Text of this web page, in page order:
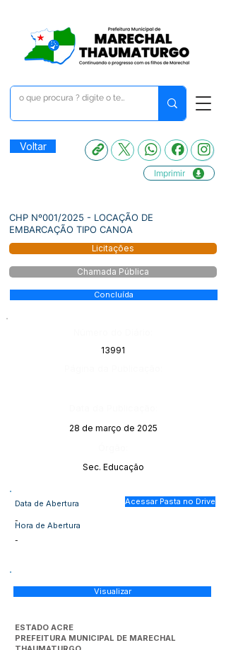
Voltar
Imprimir
CHP Nº001/2025 - LOCAÇÃO DE
EMBARCAÇÃO TIPO CANOA
Licitações
Chamada Pública
Concluída
13991
28 de março de 2025
Sec. Educação
Data de Abertura
-Hora de Abertura
-
Acessar Pasta no Drive
Visualizar
ESTADO ACRE
PREFEITURA MUNICIPAL DE MARECHAL